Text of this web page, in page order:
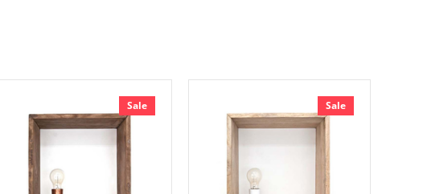
Sale Sale